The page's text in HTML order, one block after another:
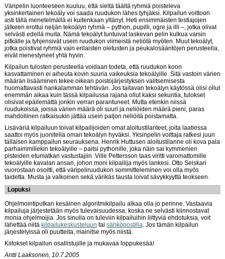
Väripelin luonteeseen kuuluu, että sieltä täältä ryhmiä poisteleva
yksinkertainen tekoäly voi saada ruudukon lähes tyhjäksi. Kilpailun voittoon
asti tällä menetelmällä ei kuitenkaan yltänyt. Heti ensimmäisten testiajojen
jälkeen erottui neljän tekoälyn ryhmä – python, pupilli, ogre ja illi –, jotka olivat
selvästi edellä muita. Nämä tekoälyt tuntuivat laskevan pelin kulkua varsin
pitkälle ja tyhjensivät usein ruudukon viimeistä neliötä myöten. Muut tekoälyt,
jotka poistivat ryhmiä vain erilaisten oletusten ja peukalosääntöjen perusteella,
eivät menestyneet yhtä hyvin.
Kilpailun tulosten perusteella voidaan todeta, että ruudukon koon
kasvattaminen ei aiheuta kovin suuria vaikeuksia tekoälyille. Sitä vastoin värien
määrän lisääminen tekee oikean poistojärjestyksen valitsemisesta
huomattavasti hankalamman tehtävän. Jos taitavan tekoälyn käytössä olisi ollut
enemmän aikaa kuin tässä kilpailussa rajana ollut kaksi sekuntia, tulokset
olisivat epäilemättä jonkin verran parantuneet. Mutta etenkin niissä
ruudukoissa, joissa värien määrä oli suuri ja neliöiden määrä pieni, paras
mahdollinen ratkaisukin jättää usein paljon neliöitä poistamatta.
Lisäväriä kilpailuun toivat kilpailijoiden omat aloitustilanteet, joita laatiessa
saattoi myös juonitella oman tekoälyn hyväksi. Yksinpelin voittaja ratkesi juuri
tällaisen kamppailun seurauksena. Henrik Huttusen aloitustilanne oli kova pala
parhaimmillekin tekoälyille – paitsi pythonille, joka näin sai kymmenien
pisteiden etumatkan vastustajiin. Ville Pettersson taas viritti varomattomille
tekoälyille kavalan ansan, johon moni kilpailija myös lankesi. Otto Seiskari
vuorostaan osoitti, että väripeliruudukon sommitteleminen voi olla myös
taidetta. Musta ja valkoinen sekä värikäs tausta loivat sävykkyyttä teokseen.
Lopuksi
Ohjelmointiputkan kesäinen algoritmikilpailu alkaa olla jo perinne. Vastaavia
kilpailuja järjestetään myös tulevaisuudessa, koska ne selvästi kiinnostavat
monia ohjelmoijia. Jos sinulla on tuleviin kilpailuihin liittyviä ehdotuksia, voit
lähettää niitä kilpailukeskusteluun tai sähköpostilla. Jos tämän kilpailun
järjestelyissä oli puutteita, mainitse myös niistä.
Kiitokset kilpailun osallistujille ja mukavaa loppukesää!
Antti Laaksonen, 10.7.2005